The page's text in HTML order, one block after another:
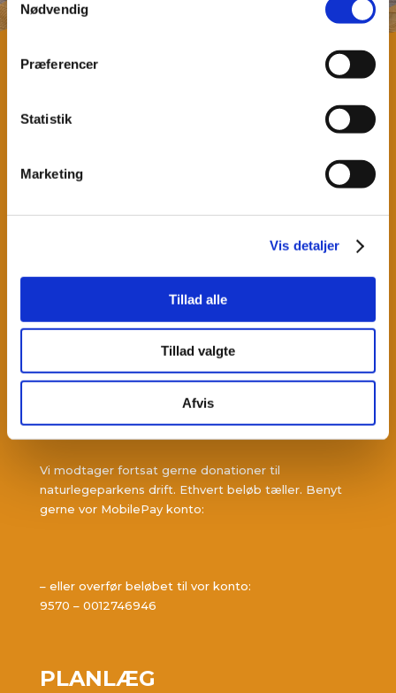
Nødvendig
Præferencer
Statistik
Marketing
Vis detaljer
Tillad alle
Tillad valgte
Afvis
Sommer:
Vinter:
Fra 1. september til 1. maj kl. 05.00-20.00
info@juelsmindenaturlegepark.dk
DONATIONER
Vi modtager fortsat gerne donationer til
naturlegeparkens drift. Ethvert beløb tæller. Benyt
gerne vor MobilePay konto:
– eller overfør beløbet til vor konto:
9570 – 0012746946
PLANLÆG